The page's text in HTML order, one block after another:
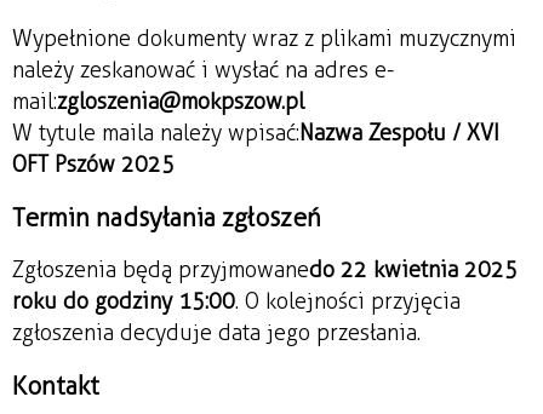
Wypełnione dokumenty wraz z plikami muzycznymi
należy zeskanować i wysłać na adres e-
mail:zgloszenia@mokpszow.pl
W tytule maila należy wpisać:Nazwa Zespołu / XVI
OFT Pszów 2025
Termin nadsyłania zgłoszeń
Zgłoszenia będą przyjmowanedo 22 kwietnia 2025
roku do godziny 15:00. O kolejności przyjęcia
zgłoszenia decyduje data jego przesłania.
Kontakt